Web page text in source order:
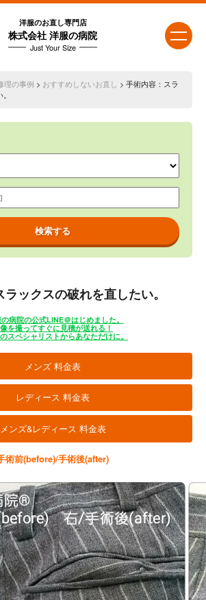
洋服のお直し専門店
株式会社 洋服の病院
Just Your Size
理の事例 > おすすめしないお直し
> 手術内容：スラ
ックスの破れを直したい。
病院の公式LINE＠はじめました。
を撮ってすぐに見積が送れる！
スペシャリストからあなただけに。
メンズ 料金表
レディース 料金表
メンズ&レディース 料金表
術前(before)/手術後(after)